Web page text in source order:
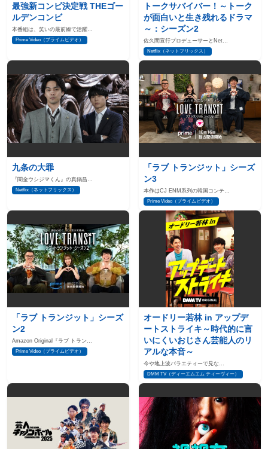
最強新コンビ決定戦 THEゴー
ルデンコンビ
本番組は、笑いの最前線で活躍…
Prime Video（プライムビデオ）
トークサバイバー！～トーク
が面白いと生き残れるドラマ
～：シーズン2
佐久間宣行プロデューサーとNet…
Netflix（ネットフリックス）
九条の大罪
『闇金ウシジマくん』の真鍋昌…
Netflix（ネットフリックス）
「ラブ トランジット」シーズ
ン3
本作はCJ ENM系列の韓国コンテ…
Prime Video（プライムビデオ）
「ラブ トランジット」シーズ
ン2
Amazon Original『ラブ トラン…
Prime Video（プライムビデオ）
オードリー若林 in アップデ
ートストライキ～時代的に言
いにくいおじさん芸能人のリ
アルな本音～
今や地上波バラエティーで見な…
DMM TV（ディーエムエム ティーヴィー）